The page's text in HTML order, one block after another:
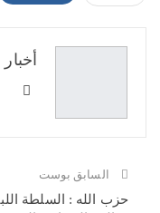
أخبار
السابق بوست
حزب الله : السلطة